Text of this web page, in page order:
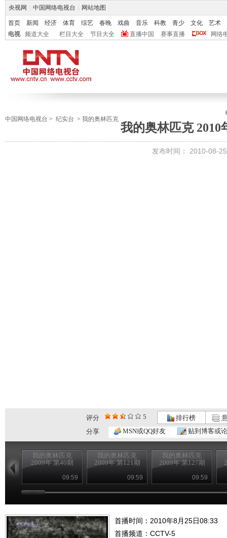
央视网 中国网络电视台 网站地图
首页 新闻 经济 体育 综艺 春晚 戏曲 音乐 科教 青少 文化
艺术
电视
频道大全 栏目大全 节目大全 直播中国 赛事直播 网络
中国网络电视台 > 纪实台 > 我的奥林匹克
我的奥林匹克 2010
发布时间： 2010-08-
评分 5 排行榜
分享
MSN或QQ好友 贴到博客或
我的奥林匹克
2009年 第40期
09:59
我的奥林匹克
2009年 第121期
09:59
我的奥林匹克
2009年 第127期
09:59
首播时间：2010年8月25日08:33
首播频道： CCTV-5